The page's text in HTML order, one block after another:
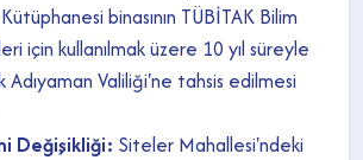
binasının TÜBİTAK Bilim
için kullanılmak üzere 10 yıl süreyle
Valiliği'ne tahsis edilmesi
Değişikliği: Siteler Mahallesi'ndeki